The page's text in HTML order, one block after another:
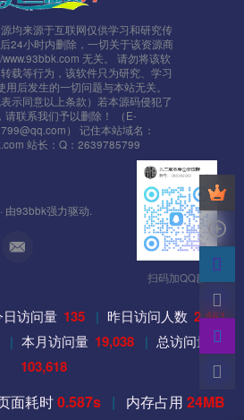
值）
文
值）
认都是8088
均来源于互联网仅供学习和研究传
24小时内删除，一切关于该资源商
无关。 请勿将该软
载等行为，该软件只为研究、学习
用后发生的一切问题与本站无关。
表示同意以上条款）若本源码侵犯了
请联系我们予以删除！ （E-
） 记住本站域名：
站长：Q：2639785799
· 由93bbk强力驱动.
扫码加QQ群
日访问量 135 | 昨日访问人数 2,461
| 本月访问量 19,038 | 总访问量
103,618
面耗时0.587s | 内存占用 24MB